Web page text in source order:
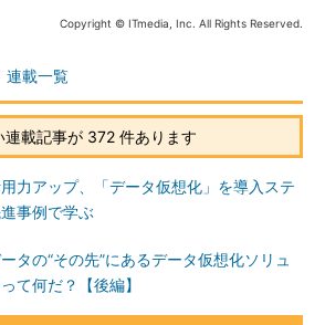
Copyright © ITmedia, Inc. All Rights Reserved.
連載一覧
連載記事が 372 件あります
力アップ、「データ仮想化」を導入ステ
事例で学ぶ
タの“その先”にあるデータ仮想化ソリュ
て何だ？【後編】